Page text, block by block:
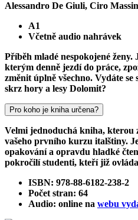
Alessandro De Giuli, Ciro
A1
Včetně audio nahrávek
Příběh mladé nespokojené
kterým denně jezdí do práce,
změnit úplně všechno. Vydáte se
skrz hory a lesy Dolomit?
Pro koho je kniha určena?
Velmi jednoduchá kniha, kterou
vašeho prvního kurzu italštiny.
opakování a opravdu hladké
pokročilí studenti, kteří již
ISBN: 978-88-6182-238-2
Počet stran: 64
Audio: online na webu